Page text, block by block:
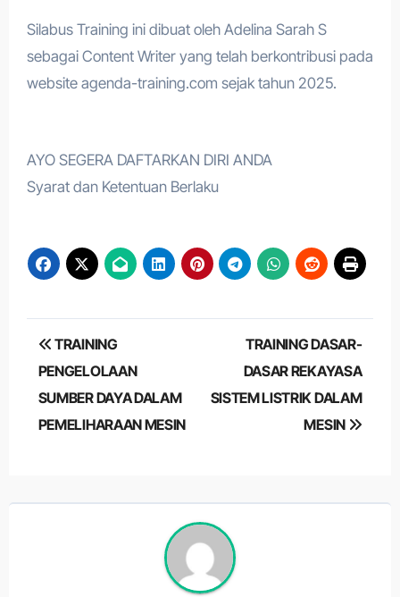
Silabus Training ini dibuat oleh Adelina Sarah S
sebagai Content Writer yang telah berkontribusi pada
website agenda-training.com sejak tahun 2025.
AYO SEGERA DAFTARKAN DIRI ANDA
Syarat dan Ketentuan Berlaku
Post
navigation
TRAINING
PENGELOLAAN
SUMBER DAYA DALAM
PEMELIHARAAN MESIN
TRAINING DASAR-
DASAR REKAYASA
SISTEM LISTRIK DALAM
MESIN